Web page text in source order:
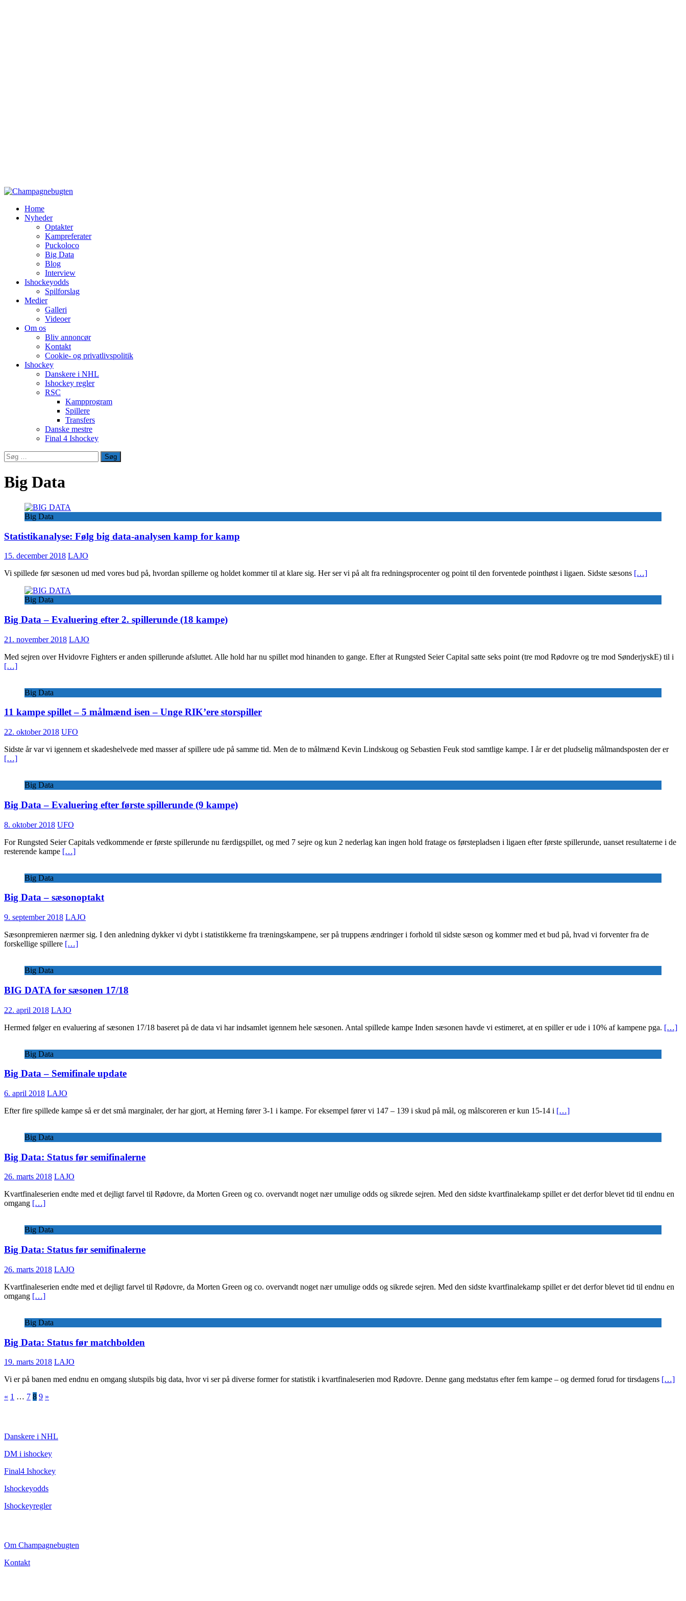
Home
Nyheder
Optakter
Kampreferater
Puckoloco
Big Data
Blog
Interview
Ishockeyodds
Spilforslag
Medier
Galleri
Videoer
Om os
Bliv annoncør
Kontakt
Cookie- og privatlivspolitik
Ishockey
Danskere i NHL
Ishockey regler
RSC
Kampprogram
Spillere
Transfers
Danske mestre
Final 4 Ishockey
Søg
efter:
Big Data
Big Data
Statistikanalyse: Følg big data-analysen kamp for kamp
15. december 2018 LAJO
Vi spillede før sæsonen ud med vores bud på, hvordan spillerne og holdet kommer til at klare sig. Her ser vi på alt fra redningsprocenter og point til den forventede pointhøst i ligaen. Sidste sæsons […]
Big Data
Big Data – Evaluering efter 2. spillerunde (18 kampe)
21. november 2018 LAJO
Med sejren over Hvidovre Fighters er anden spillerunde afsluttet. Alle hold har nu spillet mod hinanden to gange. Efter at Rungsted Seier Capital satte seks point (tre mod Rødovre og tre mod SønderjyskE) til i
[…]
Big Data
11 kampe spillet – 5 målmænd isen – Unge RIK’ere storspiller
22. oktober 2018 UFO
Sidste år var vi igennem et skadeshelvede med masser af spillere ude på samme tid. Men de to målmænd Kevin Lindskoug og Sebastien Feuk stod samtlige kampe. I år er det pludselig målmandsposten der er
[…]
Big Data
Big Data – Evaluering efter første spillerunde (9 kampe)
8. oktober 2018 UFO
For Rungsted Seier Capitals vedkommende er første spillerunde nu færdigspillet, og med 7 sejre og kun 2 nederlag kan ingen hold fratage os førstepladsen i ligaen efter første spillerunde, uanset resultaterne i de
resterende kampe […]
Big Data
Big Data – sæsonoptakt
9. september 2018 LAJO
Sæsonpremieren nærmer sig. I den anledning dykker vi dybt i statistikkerne fra træningskampene, ser på truppens ændringer i forhold til sidste sæson og kommer med et bud på, hvad vi forventer fra de
forskellige spillere […]
Big Data
BIG DATA for sæsonen 17/18
22. april 2018 LAJO
Hermed følger en evaluering af sæsonen 17/18 baseret på de data vi har indsamlet igennem hele sæsonen. Antal spillede kampe Inden sæsonen havde vi estimeret, at en spiller er ude i 10% af kampene pga. […]
Big Data
Big Data – Semifinale update
6. april 2018 LAJO
Efter fire spillede kampe så er det små marginaler, der har gjort, at Herning fører 3-1 i kampe. For eksempel fører vi 147 – 139 i skud på mål, og målscoreren er kun 15-14 i […]
Big Data
Big Data: Status før semifinalerne
26. marts 2018 LAJO
Kvartfinaleserien endte med et dejligt farvel til Rødovre, da Morten Green og co. overvandt noget nær umulige odds og sikrede sejren. Med den sidste kvartfinalekamp spillet er det derfor blevet tid til endnu en
omgang […]
Big Data
Big Data: Status før semifinalerne
26. marts 2018 LAJO
Kvartfinaleserien endte med et dejligt farvel til Rødovre, da Morten Green og co. overvandt noget nær umulige odds og sikrede sejren. Med den sidste kvartfinalekamp spillet er det derfor blevet tid til endnu en
omgang […]
Big Data
Big Data: Status før matchbolden
19. marts 2018 LAJO
Vi er på banen med endnu en omgang slutspils big data, hvor vi ser på diverse former for statistik i kvartfinaleserien mod Rødovre. Denne gang medstatus efter fem kampe – og dermed forud for tirsdagens […]
Indlægsinddeling
« 1 … 7 8 9 »
Danskere i NHL
DM i ishockey
Final4 Ishockey
Ishockeyodds
Ishockeyregler
Om Champagnebugten
Kontakt